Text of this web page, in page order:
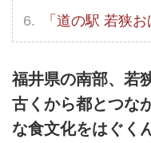
「道の駅 若狭お
福井県の南部、若
古くから都とつな
な食文化をはぐく